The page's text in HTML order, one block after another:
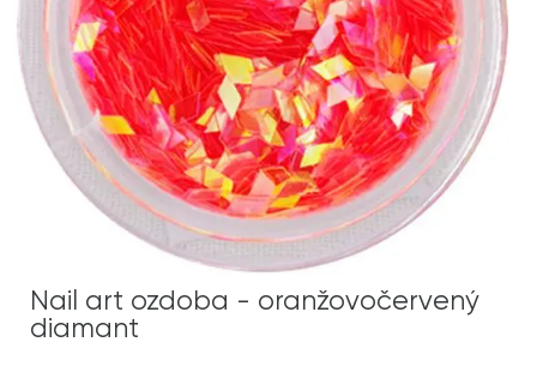
Nail art ozdoba - oranžovočervený
diamant